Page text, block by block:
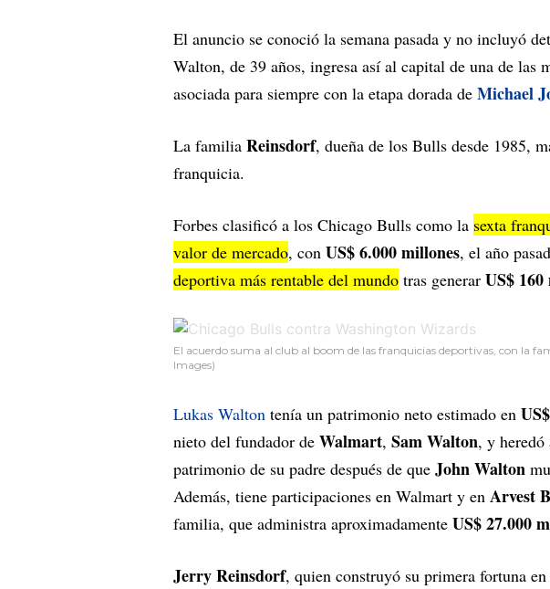
El anuncio se conoció la semana pasada y no incluyó
Walton, de 39 años, ingresa así al capital de una de las
asociada para siempre con la etapa dorada de Michael
La familia Reinsdorf, dueña de los Bulls desde 1985,
franquicia.
Forbes clasificó a los Chicago Bulls como la sexta
valor de mercado, con US$ 6.000 millones, el año
deportiva más rentable del mundo tras generar US$
El acuerdo suma al club al boom de las franquicias deportivas, con la
Images)
Lukas Walton tenía un patrimonio neto estimado en
nieto del fundador de Walmart, Sam Walton, y
patrimonio de su padre después de que John Walton
Además, tiene participaciones en Walmart y en Arvest
familia, que administra aproximadamente US$ 27.000
Jerry Reinsdorf, quien construyó su primera fortuna